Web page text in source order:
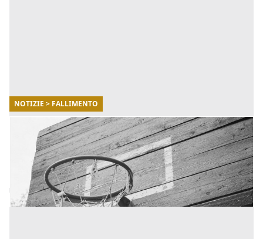
NOTIZIE > FALLIMENTO
30/05/2022
NBA: fallimento Brooklyn Nets
Cosa è successo al Brooklyn Nets? [...]